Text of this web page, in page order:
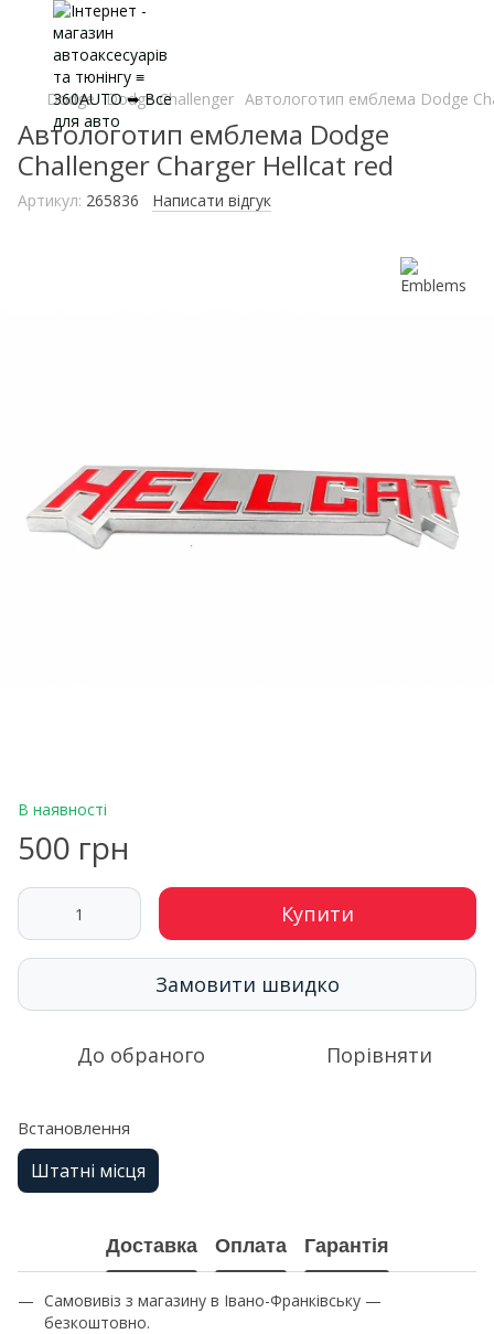
Dodge Dodge Challenger Автологотип емблема Dodge
Автологотип емблема Dodge
Challenger Charger Hellcat red
Артикул: 265836 Написати відгук
В наявності
500 грн
Купити
Замовити швидко
До обраного Порівняти
Встановлення
Штатні місця
Доставка Оплата Гарантія
Самовивіз з магазину в Івано-Франківську —
безкоштовно.